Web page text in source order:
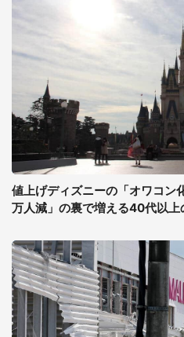
値上げディズニーの「オワコン
万人減」の裏で増える40代以上